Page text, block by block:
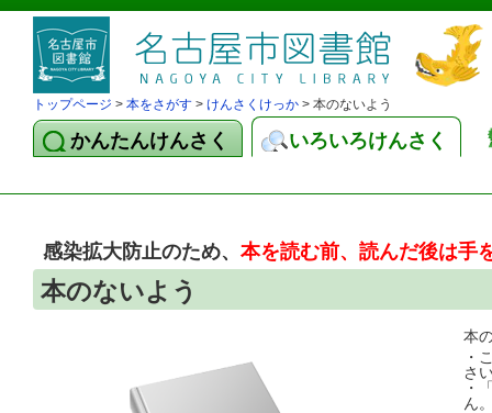
トップページ > 本をさがす > けんさくけっか > 本のないよう
かんたんけんさく いろいろけんさく
感染拡大防止のため、本を読む前、読んだ後は手
本のないよう
本
・
さ
・
ん